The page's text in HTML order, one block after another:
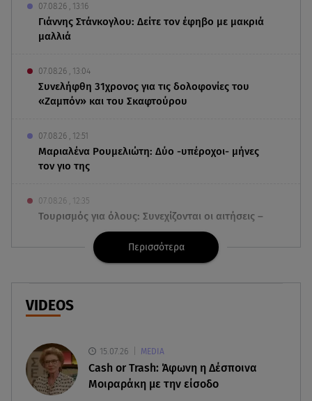
07.08.26 , 13:16
Γιάννης Στάνκογλου: Δείτε τον έφηβο με μακριά
μαλλιά
07.08.26 , 13:04
Συνελήφθη 31χρονος για τις δολοφονίες του
«Ζαμπόν» και του Σκαφτούρου
07.08.26 , 12:51
Μαριαλένα Ρουμελιώτη: Δύο -υπέροχοι- μήνες
τον γιο της
07.08.26 , 12:35
Τουρισμός για όλους: Συνεχίζονται οι αιτήσεις –
Ποιοι κάνουν σήμερα
Marfin: Προθεσμία για να απολογηθεί πήρε η
4 (πολύ σημαντικά) πράγματα που
αποκαλύπτουν οι διακοπές για τη σχέση σου
07.08.26 , 11:45
Περισσότερα
VIDEOS
15.07.26 MEDIA
Cash or Trash: Άφωνη η Δέσποινα
Μοιραράκη με την είσοδο